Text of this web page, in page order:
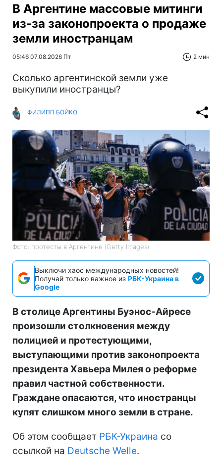
В Аргентине массовые митинги
из-за законопроекта о продаже
земли иностранцам
05:46 07.08.2026 Пт 2 мин
Сколько аргентинской земли уже
выкупили иностранцы?
ФИЛИПП БОЙКО
Фото: протесты в Аргентине (Getty Images)
Выключи хаос международных новостей!
Получай только важное из РБК-Украина в
Google
В столице Аргентины Буэнос-Айресе
произошли столкновения между
полицией и протестующими,
выступающими против законопроекта
президента Хавьера Милея о реформе
правил частной собственности.
Граждане опасаются, что иностранцы
купят слишком много земли в стране.
Об этом сообщает РБК-Украина со
ссылкой на Deutsche Welle.